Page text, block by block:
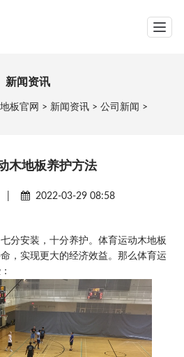
网站导航
新闻资讯
板官网 > 新闻资讯> 公司新闻 >
木地板养护方法
2022-03-29 08:58
分安装，十分养护。体育运动木地板
，实现更大的经济效益。那么体育运